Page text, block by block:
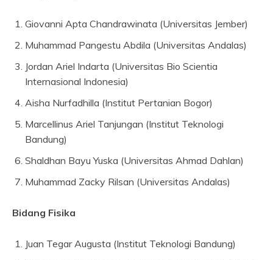
Giovanni Apta Chandrawinata (Universitas Jember)
Muhammad Pangestu Abdila (Universitas Andalas)
Jordan Ariel Indarta (Universitas Bio Scientia
Internasional Indonesia)
Aisha Nurfadhilla (Institut Pertanian Bogor)
Marcellinus Ariel Tanjungan (Institut Teknologi
Bandung)
Shaldhan Bayu Yuska (Universitas Ahmad Dahlan)
Muhammad Zacky Rilsan (Universitas Andalas)
Bidang Fisika
Juan Tegar Augusta (Institut Teknologi Bandung)